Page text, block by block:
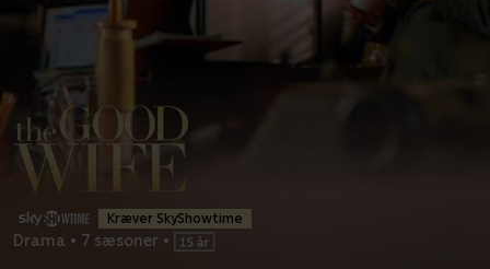
Kræver SkyShowtime
Drama • 7 sæsoner •